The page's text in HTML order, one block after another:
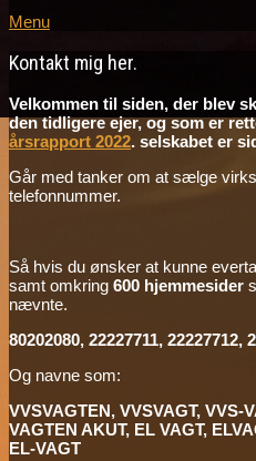
Menu
Kontakt mig her.
Velkommen til siden, der blev
den tidligere ejer, og som er
årsrapport 2022. selskabet er
Går med tanker om at sælge
telefonnummer.
Så hvis du ønsker at kunne
samt omkring 600 hjemmesider
nævnte.
80202080, 22227711, 22227712,
Og navne som:
VVSVAGTEN, VVSVAGT, VVS-
VAGTEN AKUT, EL VAGT,
EL-VAGT